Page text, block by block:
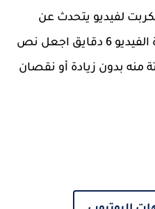
لفيديو يتحدث عن
الربح من شات جي بي تي مدة الفيديو 6 دقايق اجعل نص
منه بدون زيادة أو نقصان